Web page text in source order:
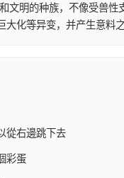
文明的种族，不像受兽
大化等异变，并产生意
從右邊跳下去
彩蛋